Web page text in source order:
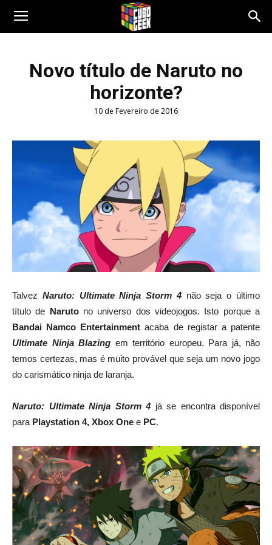
Novo título de Naruto no
horizonte?
10 de Fevereiro de 2016
Talvez Naruto: Ultimate Ninja Storm 4não seja o último
título de Narutono universo dos videojogos. Isto porque a
Bandai Namco Entertainment acaba de registar a patente
Ultimate Ninja Blazing em território europeu. Para já, não
temos certezas, mas é muito provável que seja um novo jogo
do carismático ninja de laranja.
Naruto: Ultimate Ninja Storm 4 já se encontra disponível
para Playstation 4, Xbox One e PC.